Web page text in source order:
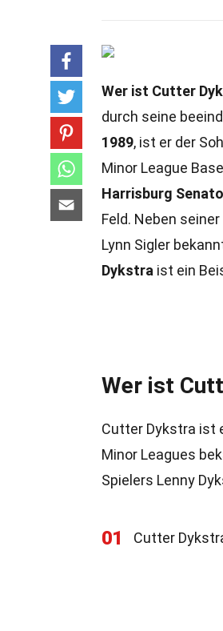
Wer ist Cutter
durch seine
1989, ist er der
Minor League
Harrisburg
Feld. Neben
Lynn Sigler
Dykstra ist ein
Wer ist
Cutter Dykstra ist
Minor Leagues
Spielers Lenny
01 Cutter